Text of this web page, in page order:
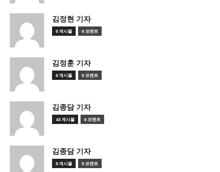
김정현 기자
0 게시물 0 코멘트
김정훈 기자
0 게시물 0 코멘트
김종담 기자
43 게시물 0 코멘트
김종담 기자
0 게시물 0 코멘트